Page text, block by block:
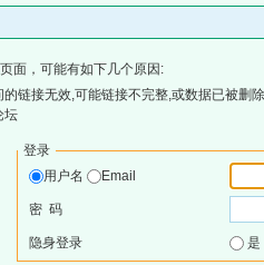
面，可能有如下几个原因:
链接无效,可能链接不完整,或数据已被删
坛
登录
用户名
Email
密 码
隐身登录